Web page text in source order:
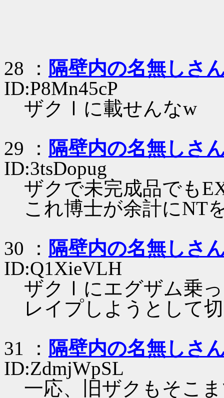
28 ： 隔壁内の名無しさ
ID:P8Mn45cP
ザクⅠに載せんなw
29 ： 隔壁内の名無しさ
ID:3tsDopug
ザクで未完成品でも
これ博士が余計にNT
30 ： 隔壁内の名無しさ
ID:Q1XieVLH
ザクⅠにエグザム乗
レイプしようとして
31 ： 隔壁内の名無しさ
ID:ZdmjWpSL
一応、旧ザクもそこ